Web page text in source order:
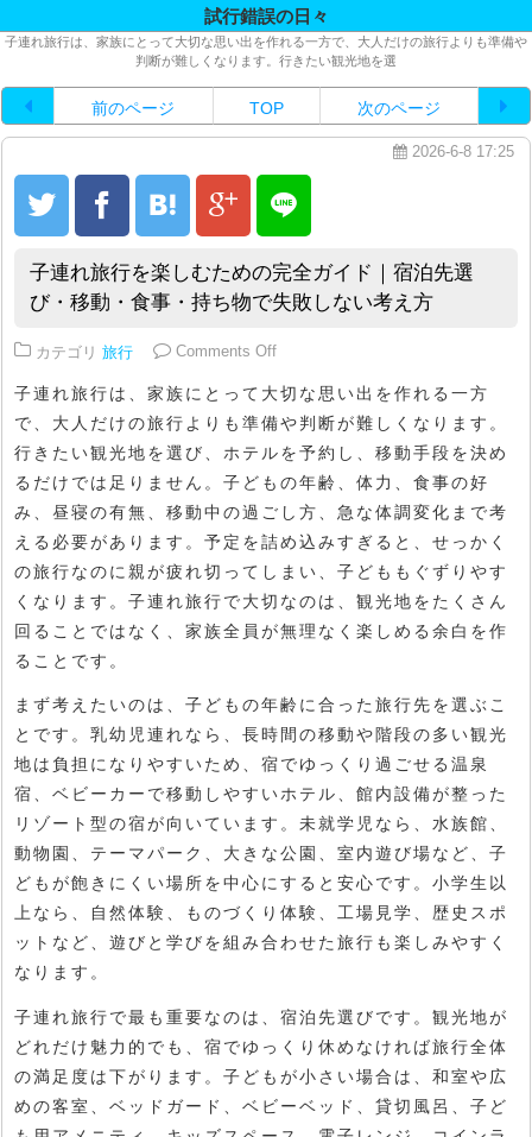
試行錯誤の日々
子連れ旅行は、家族にとって大切な思い出を作れる一方で、大人だけの旅行よりも準備や
判断が難しくなります。行きたい観光地を選
前のページ TOP 次のページ
2026-6-8 17:25
子連れ旅行を楽しむための完全ガイド｜宿泊先選
び・移動・食事・持ち物で失敗しない考え方
カテゴリ 旅行 Comments Offon 子連れ旅行を楽しむための完全
子連れ旅行は、家族にとって大切な思い出を作れる一方
で、大人だけの旅行よりも準備や判断が難しくなります。
行きたい観光地を選び、ホテルを予約し、移動手段を決め
るだけでは足りません。子どもの年齢、体力、食事の好
み、昼寝の有無、移動中の過ごし方、急な体調変化まで考
える必要があります。予定を詰め込みすぎると、せっかく
の旅行なのに親が疲れ切ってしまい、子どももぐずりやす
くなります。子連れ旅行で大切なのは、観光地をたくさん
回ることではなく、家族全員が無理なく楽しめる余白を作
ることです。
まず考えたいのは、子どもの年齢に合った旅行先を選ぶこ
とです。乳幼児連れなら、長時間の移動や階段の多い観光
地は負担になりやすいため、宿でゆっくり過ごせる温泉
宿、ベビーカーで移動しやすいホテル、館内設備が整った
リゾート型の宿が向いています。未就学児なら、水族館、
動物園、テーマパーク、大きな公園、室内遊び場など、子
どもが飽きにくい場所を中心にすると安心です。小学生以
上なら、自然体験、ものづくり体験、工場見学、歴史スポ
ットなど、遊びと学びを組み合わせた旅行も楽しみやすく
なります。
子連れ旅行で最も重要なのは、宿泊先選びです。観光地が
どれだけ魅力的でも、宿でゆっくり休めなければ旅行全体
の満足度は下がります。子どもが小さい場合は、和室や広
めの客室、ベッドガード、ベビーベッド、貸切風呂、子ど